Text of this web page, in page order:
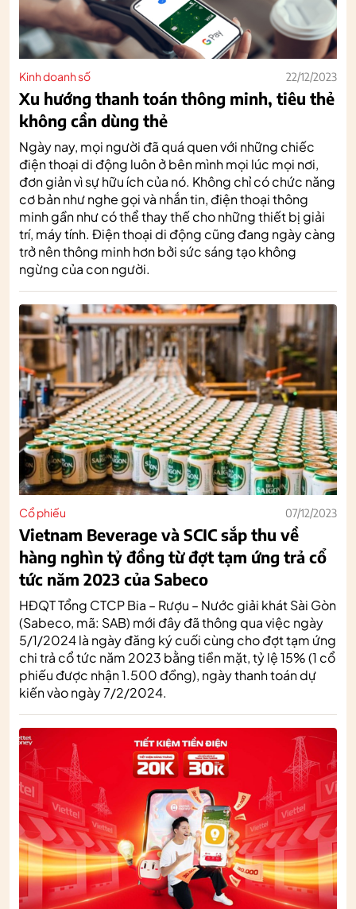
Kinh doanh số 22/12/2023
Xu hướng thanh toán thông minh, tiêu thẻ
không cần dùng thẻ
Ngày nay, mọi người đã quá quen với những chiếc
điện thoại di động luôn ở bên mình mọi lúc mọi nơi,
đơn giản vì sự hữu ích của nó. Không chỉ có chức năng
cơ bản như nghe gọi và nhắn tin, điện thoại thông
minh gần như có thể thay thế cho những thiết bị giải
trí, máy tính. Điện thoại di động cũng đang ngày càng
trở nên thông minh hơn bởi sức sáng tạo không
ngừng của con người.
Cổ phiếu 07/12/2023
Vietnam Beverage và SCIC sắp thu về
hàng nghìn tỷ đồng từ đợt tạm ứng trả cổ
tức năm 2023 của Sabeco
HĐQT Tổng CTCP Bia – Rượu – Nước giải khát Sài Gòn
(Sabeco, mã: SAB) mới đây đã thông qua việc ngày
5/1/2024 là ngày đăng ký cuối cùng cho đợt tạm ứng
chi trả cổ tức năm 2023 bằng tiền mặt, tỷ lệ 15% (1 cổ
phiếu được nhận 1.500 đồng), ngày thanh toán dự
kiến vào ngày 7/2/2024.